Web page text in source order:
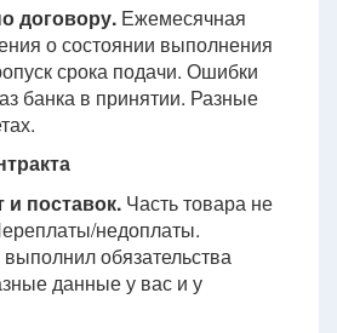
договору. Ежемесячная
о состоянии выполнения
срока подачи. Ошибки
банка в принятии. Разные
и поставок. Часть товара не
недоплаты.
обязательства
данные у вас и у